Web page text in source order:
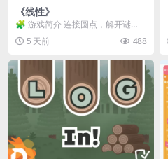
《线性》
🧩 游戏简介 连接圆点，解开谜
题。 ⚠️ 重要提示 所有关卡均可通
关，请确保使用...
5 天前 488